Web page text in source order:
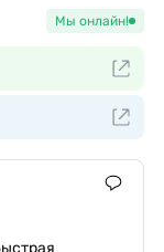
Мы онлайн!